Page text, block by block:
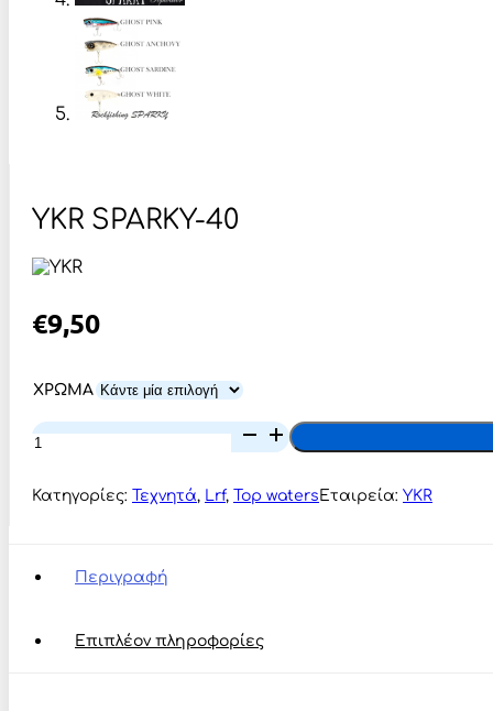
YKR SPARKY-40
€9,50
ΧΡΩΜΑ
YKR
SPARKY-
ποσότητα
Κατηγορίες: Τεχνητά, Lrf, Top waters Εταιρεία: YKR
Περιγραφή
Επιπλέον πληροφορίες